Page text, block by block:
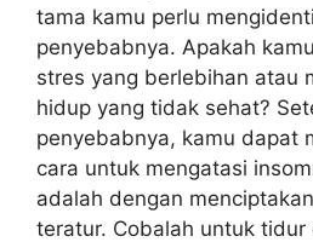
tama kamu perlu
penyebabnya. Apakah
stres yang berlebihan atau
hidup yang tidak sehat?
penyebabnya, kamu dapat
cara untuk mengatasi
adalah dengan
teratur. Cobalah untuk